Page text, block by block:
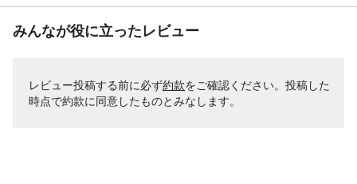
みんなが役に立ったレビュー
レビュー投稿する前に必ず約款をご確認ください。投稿した
時点で約款に同意したものとみなします。